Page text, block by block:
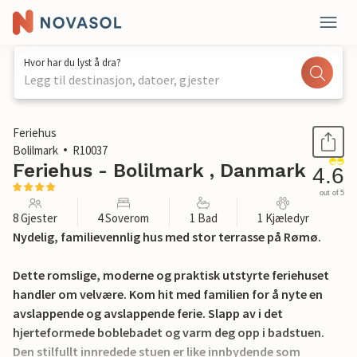
Hvor har du lyst å dra?
Legg til destinasjon, datoer, gjester
1 / 30
Feriehus
Bolilmark
R10037
Feriehus - Bolilmark , Danmark 4.6
out of 5
8 Gjester 4 Soverom 1 Bad 1 Kjæledyr
Nydelig, familievennlig hus med stor terrasse på Rømø.
Dette romslige, moderne og praktisk utstyrte feriehuset
handler om velvære. Kom hit med familien for å nyte en
avslappende og avslappende ferie. Slapp av i det
hjerteformede boblebadet og varm deg opp i badstuen.
Den stilfullt innredede stuen er like innbydende som